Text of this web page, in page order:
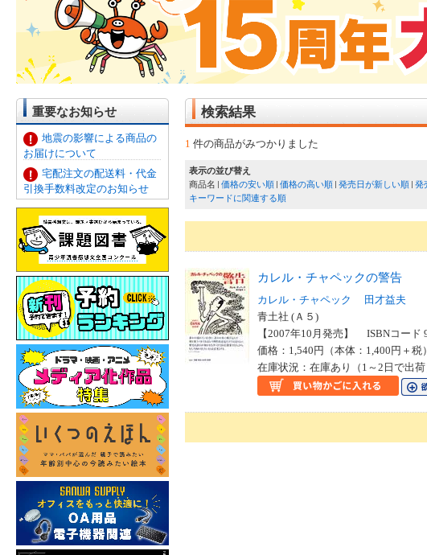
重要なお知らせ
地震の影響による商品の
お届けについて
宅配注文の配送料・代金
引換手数料改定のお知らせ
検索結果
1 件の商品がみつかりました
表示の並び替え
商品名
価格の安い順 価格の高い順 発売日が新しい順 発
キーワードに関連する順
カレル・チャペックの警告
カレル・チャペック
田才益夫
青土社 (Ａ５)
【2007年10月発売】 ISBNコード
価格：1,540円（本体：1,400円＋税）
在庫状況：在庫あり（1～2日で出荷